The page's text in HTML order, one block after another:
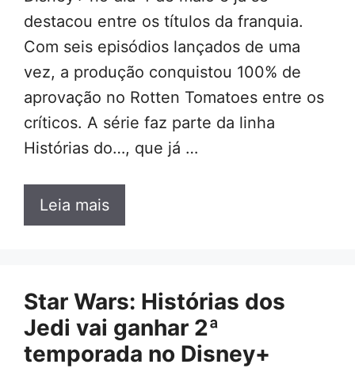
destacou entre os títulos da franquia.
Com seis episódios lançados de uma
vez, a produção conquistou 100% de
aprovação no Rotten Tomatoes entre os
críticos. A série faz parte da linha
Histórias do…, que já …
Leia mais
Star Wars: Histórias dos
Jedi vai ganhar 2ª
temporada no Disney+